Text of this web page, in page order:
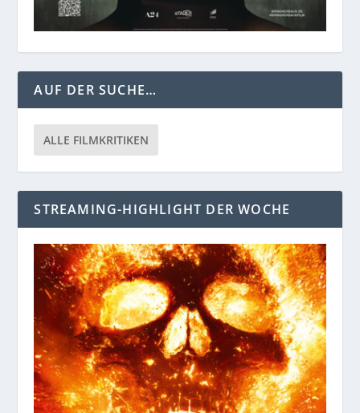
AUF DER SUCHE…
ALLE FILMKRITIKEN
STREAMING-HIGHLIGHT DER WOCHE